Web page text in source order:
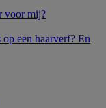
voor mij?
een haarverf? En